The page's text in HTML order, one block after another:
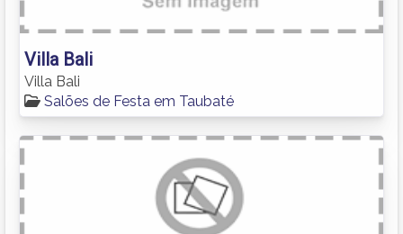
Villa Bali
Villa Bali
Salões de Festa em Taubaté